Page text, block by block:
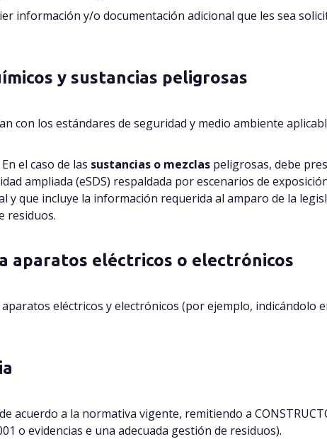
información y/o documentación adicional que les sea
y sustancias peligrosas
con los estándares de seguridad y medio ambiente
el caso de las sustancias o mezclas peligrosas, debe
ampliada (eSDS) respaldada por escenarios de
y que incluye la información requerida al amparo de la
residuos.
aparatos eléctricos o electrónicos
eléctricos y electrónicos (por ejemplo, indicándolo
a la normativa vigente, remitiendo a
o evidencias e una adecuada gestión de residuos).